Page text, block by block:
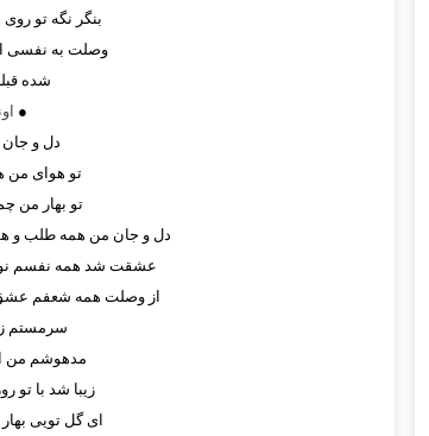
بنگر نگه تو
وصلت به نفسی
شده
●
دل و
تو هوای من
تو بهار من
دل و جان من همه طلب و
عشقت شد همه نفسم
از وصلت همه شعفم
سرمستم ز
مدهوشم
زیبا شد با تو
ای گل تویی